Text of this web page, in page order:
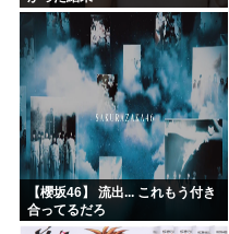
【櫻坂46】 流出... これもう付き
合ってるだろ